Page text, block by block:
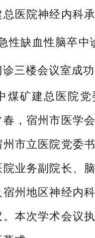
总医院神经内科
性缺血性脑卒中
诊三楼会议室成功
煤矿建总医院
春，宿州市医学
州市立医院党委
院业务副院长、
宿州地区神经内
。本次学术会议